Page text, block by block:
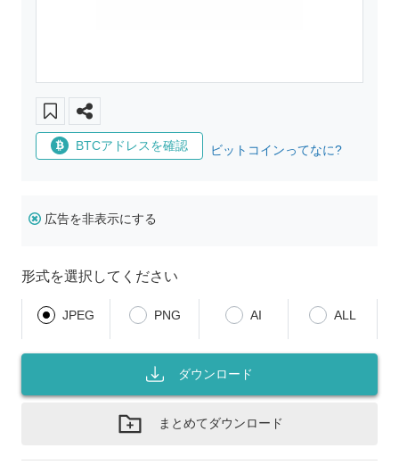
BTCアドレスを確認 ビットコインってなに?
広告を非表示にする
形式を選択してください
JPEG PNG AI ALL
ダウンロード
まとめてダウンロード